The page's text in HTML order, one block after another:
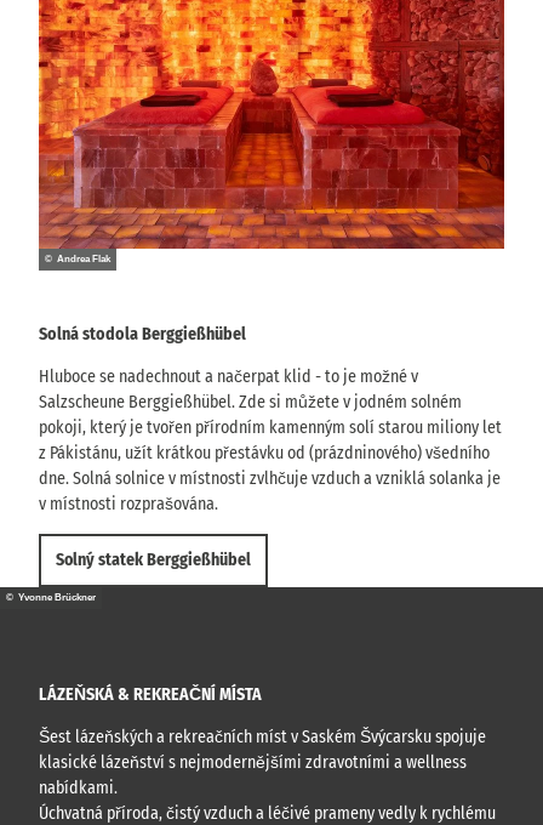
Solná stodola Berggießhübel
Hluboce se nadechnout a načerpat klid - to je možné v
Salzscheune Berggießhübel. Zde si můžete v jodném solném
pokoji, který je tvořen přírodním kamenným solí starou miliony let
z Pákistánu, užít krátkou přestávku od (prázdninového) všedního
dne. Solná solnice v místnosti zvlhčuje vzduch a vzniklá solanka je
v místnosti rozprašována.
Solný statek Berggießhübel
© Andrea Flak
© Yvonne Brückner
LÁZEŇSKÁ & REKREAČNÍ MÍSTA
Šest lázeňských a rekreačních míst v Saském Švýcarsku spojuje
klasické lázeňství s nejmodernějšími zdravotními a wellness
nabídkami.
Úchvatná příroda, čistý vzduch a léčivé prameny vedly k rychlému